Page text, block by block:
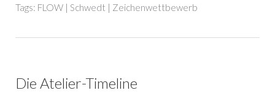
Tags: FLOW | Schwedt | Zeichenwettbewerb
Die Atelier-Timeline